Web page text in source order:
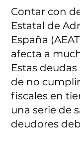
Contar con
Estatal de
España
afecta a
Estas
de no
fiscales en
una serie de
deudores